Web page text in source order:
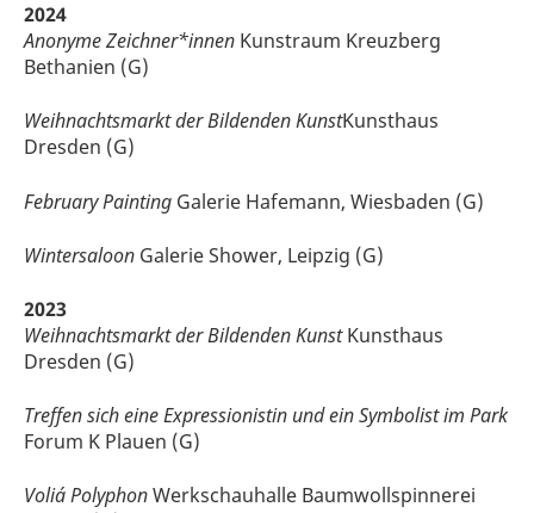
2024
Anonyme Zeichner*innen Kunstraum Kreuzberg
Bethanien (G)
Weihnachtsmarkt der Bildenden KunstKunsthaus
Dresden (G)
February Painting Galerie Hafemann, Wiesbaden (G)
Wintersaloon Galerie Shower, Leipzig (G)
2023
Weihnachtsmarkt der Bildenden Kunst Kunsthaus
Dresden (G)
Treffen sich eine Expressionistin und ein Symbolist im Park
Forum K Plauen (G)
Voliá PolyphonWerkschauhalle Baumwollspinnerei